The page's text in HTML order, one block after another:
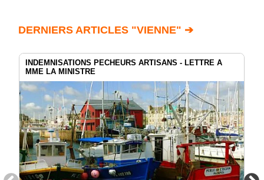
DERNIERS ARTICLES "VIENNE" ➔
INDEMNISATIONS PECHEURS ARTISANS - LETTRE A
MME LA MINISTRE